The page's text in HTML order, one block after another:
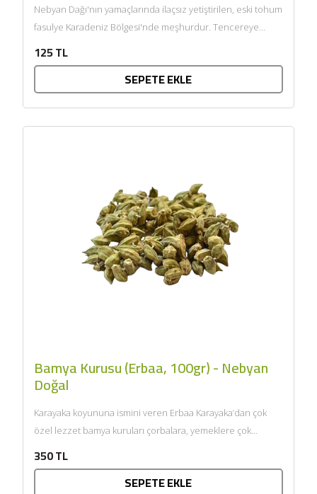
Nebyan Dağı'nın yamaçlarında ilaçsız yetiştirilen, eski tohum
fasulye Karadeniz Bölgesi'nde meşhurdur. Tencereye
125 TL
SEPETE EKLE
Bamya Kurusu (Erbaa, 100gr) - Nebyan
Doğal
Karayaka koyununa ismini veren Erbaa Karayaka’dan çok
özel lezzet bamya kuruları çorbalara, yemeklere çok
350 TL
SEPETE EKLE